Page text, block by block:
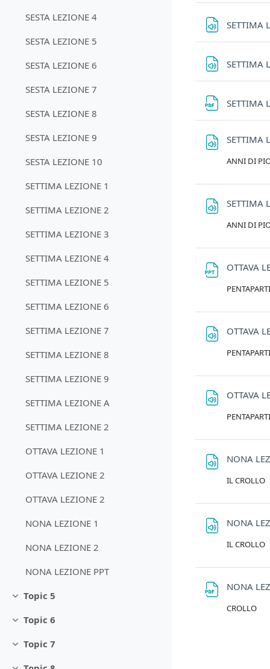
SESTA LEZIONE 4
SESTA LEZIONE 5
SESTA LEZIONE 6
SESTA LEZIONE 7
SESTA LEZIONE 8
SESTA LEZIONE 9
SESTA LEZIONE 10
SETTIMA LEZIONE 1
SETTIMA LEZIONE 2
SETTIMA LEZIONE 3
SETTIMA LEZIONE 4
SETTIMA LEZIONE 5
SETTIMA LEZIONE 6
SETTIMA LEZIONE 7
SETTIMA LEZIONE 8
SETTIMA LEZIONE 9
SETTIMA LEZIONE A
SETTIMA LEZIONE 2
OTTAVA LEZIONE 1
OTTAVA LEZIONE 2
OTTAVA LEZIONE 2
NONA LEZIONE 1
NONA LEZIONE 2
NONA LEZIONE PPT
Minimizza
Topic 5
Minimizza
Topic 6
Minimizza
Topic 7
SETTIMA
SETTIMA
SETTIMA
SETTIMA
ANNI DI
SETTIMA
ANNI DI
OTTAVA
OTTAVA
OTTAVA
NONA
IL CROLLO
NONA
IL CROLLO
NONA
CROLLO